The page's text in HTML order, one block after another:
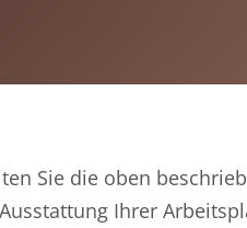
Sie die oben
Ihrer